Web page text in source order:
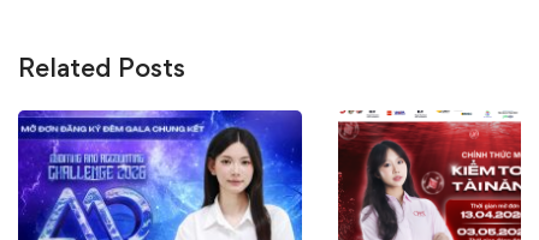
Related Posts